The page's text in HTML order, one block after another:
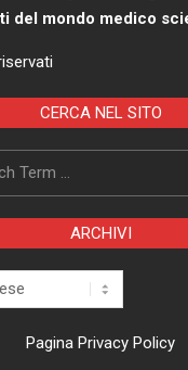
del mondo medico
CERCA NEL SITO
ARCHIVI
Pagina Privacy Policy